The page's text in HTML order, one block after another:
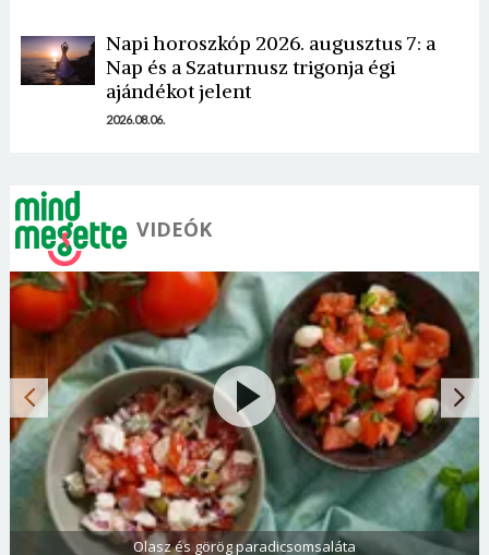
Napi horoszkóp 2026. augusztus 7: a
Nap és a Szaturnusz trigonja égi
ajándékot jelent
2026.08.06.
VIDEÓK
Olasz és görög paradicsomsaláta